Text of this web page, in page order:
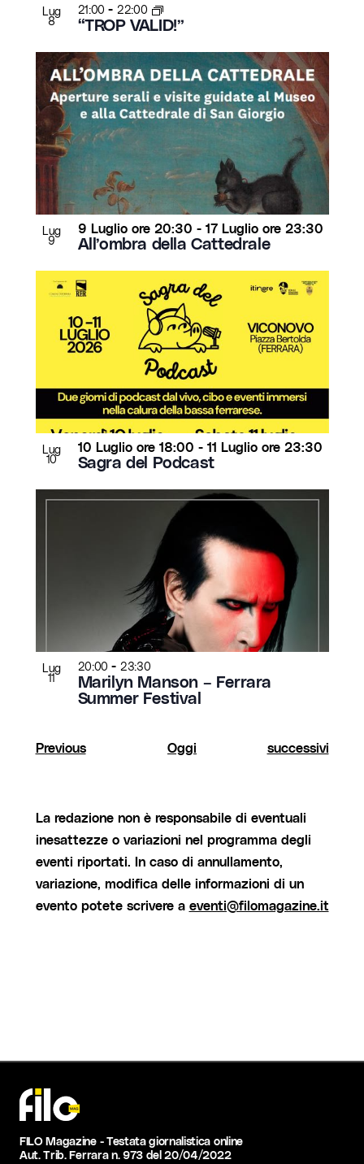
Lug
8 “TROP VALID!”
21:00 - 22:00
Lug
9 All’ombra della Cattedrale
9 Luglio ore 20:30 - 17 Luglio ore 23:30
Lug
10 Sagra del Podcast
10 Luglio ore 18:00 - 11 Luglio ore 23:30
Lug
11
Marilyn Manson – Ferrara
Summer Festival
20:00 - 23:30
PreviousEventi Oggi Eventi
successivi
La redazione non è responsabile di eventuali
inesattezze o variazioni nel programma degli
eventi riportati. In caso di annullamento,
variazione, modifica delle informazioni di un
evento potete scrivere a eventi@filomagazine.it
FILO Magazine - Testata giornalistica online
Aut. Trib. Ferrara n. 973 del 20/04/2022